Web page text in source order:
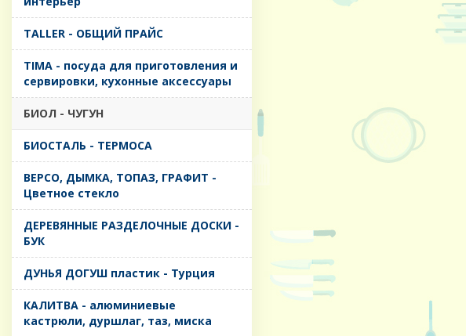
TALLER - ОБЩИЙ ПРАЙС
TIMA - посуда для приготовления и
сервировки, кухонные аксессуары
БИОЛ - ЧУГУН
БИОСТАЛЬ - ТЕРМОСА
ВЕРСО, ДЫМКА, ТОПАЗ, ГРАФИТ -
Цветное стекло
ДЕРЕВЯННЫЕ РАЗДЕЛОЧНЫЕ ДОСКИ -
БУК
ДУНЬЯ ДОГУШ пластик - Турция
КАЛИТВА - алюминиевые
кастрюли, дуршлаг, таз, миска